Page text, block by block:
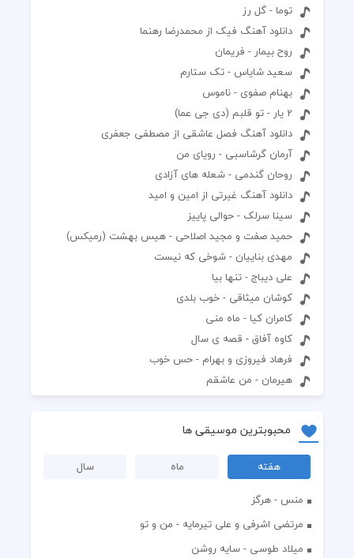
توما - گل رز
دانلود آهنگ فیک از محمدرضا رهنما
روح بیمار - فریمان
سعید شایاس - تک ستارم
بهنام صفوی - ناموس
2 یار - تو قلبم (دی جی عما)
دانلود آهنگ فصل عاشقی از مصطفی جعفری
آرمان گرشاسبی - رویای من
روحان گندمی - شعله های آزادی
دانلود آهنگ غیرتی از امین و امید
سینا سرلک - حوالی پاییز
حمید صفت و مجید اصلاحی - هیس بهشت (رمیکس)
مهدی بناییان - شوخی که نیست
علی دیباج - تنها بیا
کوشان میثاقی - خوب بلدی
کامران کیا - ماه منی
کاوه آفاق - قصه ی سال
فرهاد فیروزی و بهرام - حس خوب
هیرمان - من عاشقم
محبوبترین موسیقی ها
هفته ماه
سال
منس - هرگز
مرتضی اشرفی و علی تیرمایه - من و تو
میلاد طوسی - سایه روشن